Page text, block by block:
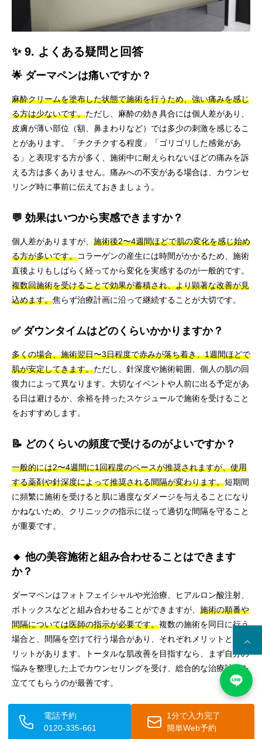
✨ 9. よくある疑問と回答
🌟 ダーマペンは痛いですか？
麻酔クリームを塗布した状態で施術を行うため、強い痛みを感じ
る方は少ないです。ただし、麻酔の効き具合には個人差があり、
皮膚が薄い部位（額、鼻まわりなど）では多少の刺激を感じるこ
とがあります。「チクチクする程度」「ゴリゴリした感覚があ
る」と表現する方が多く、施術中に耐えられないほどの痛みを訴
える方は多くありません。痛みへの不安がある場合は、カウンセ
リング時に事前に伝えておきましょう。
💬 効果はいつから実感できますか？
個人差がありますが、 施術後2〜4週間ほどで肌の変化を感じ始め
る方が多いです。コラーゲンの産生には時間がかかるため、施術
直後よりもしばらく経ってから変化を実感するのが一般的です。
複数回施術を受けることで効果が蓄積され、より顕著な改善が見
込めます。焦らず治療計画に沿って継続することが大切です。
✅ ダウンタイムはどのくらいかかりますか？
多くの場合、施術翌日〜3日程度で赤みが落ち着き、1週間ほどで
肌が安定してきます。ただし、針深度や施術範囲、個人の肌の回
復力によって異なります。大切なイベントや人前に出る予定があ
る日は避けるか、余裕を持ったスケジュールで施術を受けること
をおすすめします。
📝 どのくらいの頻度で受けるのがよいですか？
一般的には2〜4週間に1回程度のペースが推奨されますが、使用
する薬剤や針深度によって推奨される間隔が変わります。短期間
に頻繁に施術を受けると肌に過度なダメージを与えることになり
かねないため、クリニックの指示に従って適切な間隔を守ること
が重要です。
🔸 他の美容施術と組み合わせることはできます
か？
ダーマペンはフォトフェイシャルや光治療、ヒアルロン酸注射、
ボトックスなどと組み合わせることができますが、 施術の順番や
間隔については医師の指示が必要です。複数の施術を同日に行う
場合と、間隔を空けて行う場合があり、それぞれメリットとデメ
リットがあります。トータルな肌改善を目指すなら、まず自分の
悩みを整理した上でカウンセリングを受け、総合的な治療計画を
立ててもらうのが最善です。
⚡ 男性でもダーマペンを受けられますか？
電話予約
0120-335-661
1分で入力完了
簡単Web予約